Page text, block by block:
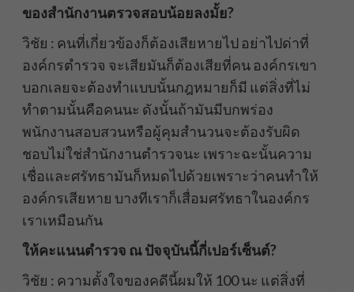
ของสำนักงานตรวจสอบน้อยลงมั้ย?
วิชัย : คนที่เกี่ยวข้องก็ต้องเสียหายไป อย่าไปด่าที่
องค์กรตำรวจ จะเสียมันก็ต้องเสียที่คน องค์กรเขา
บอกเลยจะต้องทำแบบนั้นกฎหมายก็มี แต่สิ่งที่ไม่
ทำตามนั้นคือคนนะ ดังนั้นถ้ามันมีบกพร่อง
พนักงานสอบสวนหรือผู้คุมสำนวนจะต้องรับผิด
ชอบไม่ใช่สำนักงานตำรวจนะ เพราะฉะนั้นความ
เชื่อและศรัทธามันก็หมดไปด้วยเพราะว่าคนทำให้
องค์กรเสียหาย บางทีเราก็เสื่อมศรัทธาในองค์กร
เราเหมือนกัน
ให้คะแนนตำรวจ ณ ปัจจุบันนี้กี่เปอร์เซ็นต์?
วิชัย : ความตั้งใจของคดีนี้ผมให้ 100 นะ แต่สิ่งที่